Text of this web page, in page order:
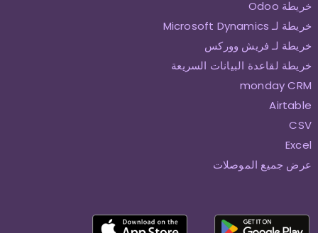
خريطة Odoo
خريطة لـ Microsoft Dynamics
خريطة لـ فريش ووركس
خريطة لقاعدة البيانات السريعة
monday CRM
Airtable
CSV
Excel
عرض جميع الموصلات